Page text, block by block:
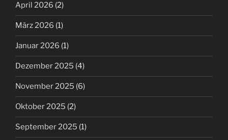
April 2026 (2)
März 2026 (1)
Januar 2026 (1)
Dezember 2025 (4)
November 2025 (6)
Oktober 2025 (2)
September 2025 (1)